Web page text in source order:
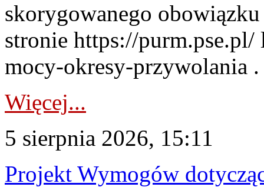
skorygowanego
stronie https://
mocy-okresy-przywolania
Więcej...
5 sierpnia 2026, 15:11
Projekt Wymogów